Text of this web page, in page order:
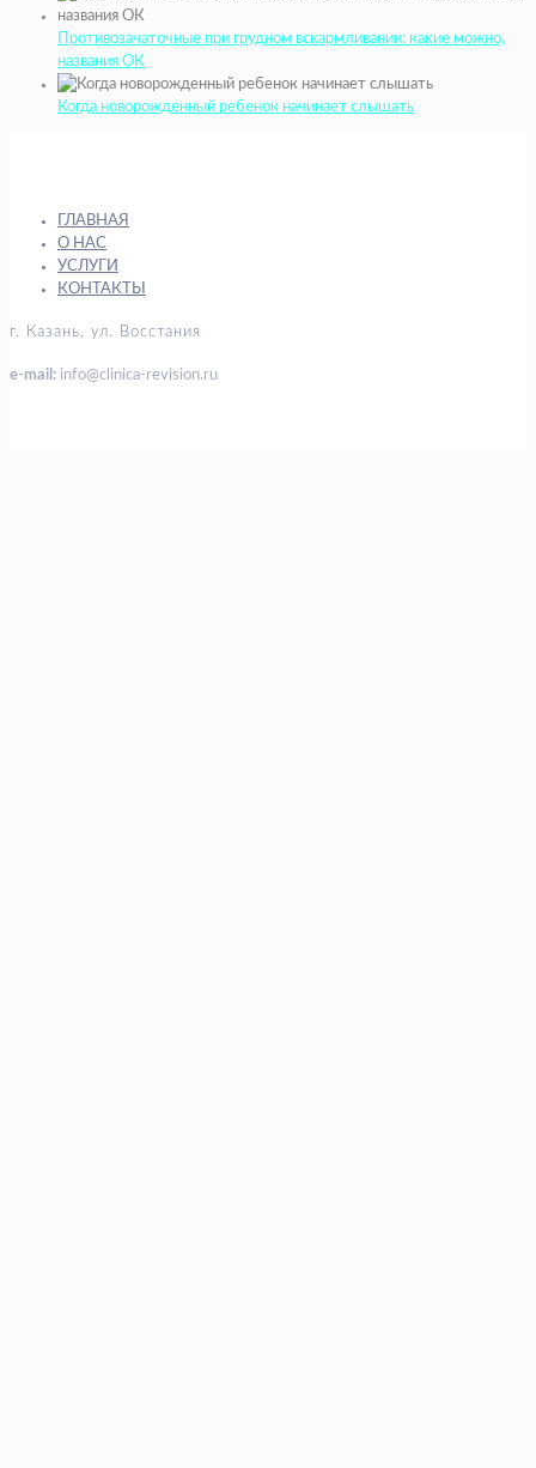
Противозачаточные при грудном вскармливании: какие можно,
названия ОК
Когда новорожденный ребенок начинает слышать
ГЛАВНАЯ
О НАС
УСЛУГИ
КОНТАКТЫ
г. Казань, ул. Восстания
e-mail: info@clinica-revision.ru